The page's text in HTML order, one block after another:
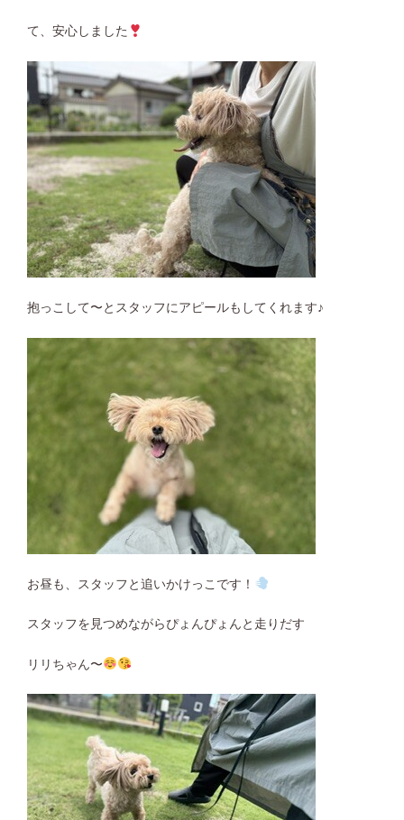
て、安心しました
抱っこして〜とスタッフにアピールもしてくれます♪
お昼も、スタッフと追いかけっこです！
スタッフを見つめながらぴょんぴょんと走りだす
リリちゃん〜